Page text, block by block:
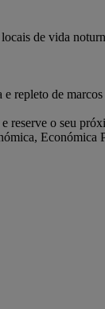
de vida
repleto de
o seu
Económica